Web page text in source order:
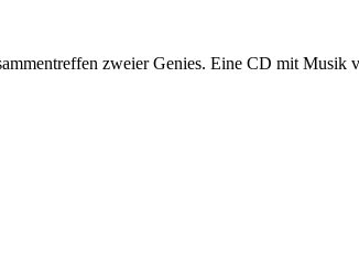
zweier Genies. Eine CD mit